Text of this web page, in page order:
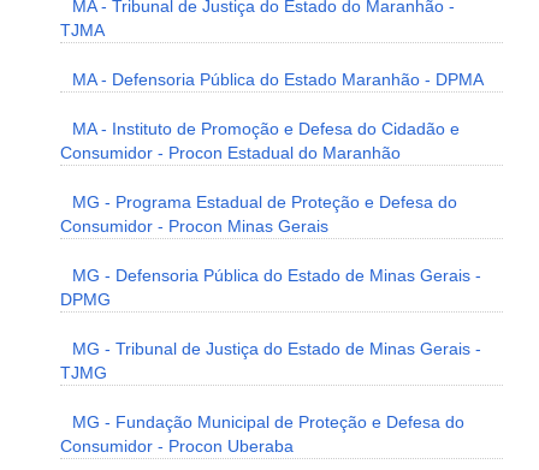
MA - Tribunal de Justiça do Estado do Maranhão -
TJMA
MA - Defensoria Pública do Estado Maranhão - DPMA
MA - Instituto de Promoção e Defesa do Cidadão e
Consumidor - Procon Estadual do Maranhão
MG - Programa Estadual de Proteção e Defesa do
Consumidor - Procon Minas Gerais
MG - Defensoria Pública do Estado de Minas Gerais -
DPMG
MG - Tribunal de Justiça do Estado de Minas Gerais -
TJMG
MG - Fundação Municipal de Proteção e Defesa do
Consumidor - Procon Uberaba